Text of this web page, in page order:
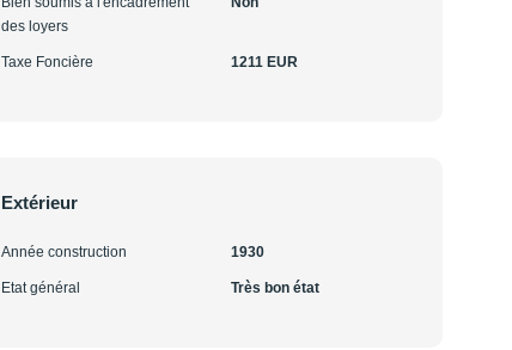
des loyers
Taxe Foncière 1211 EUR
Extérieur
Année construction 1930
Etat général Très bon état